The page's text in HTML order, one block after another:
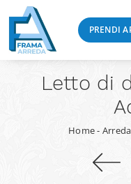
PRENDI
Letto di
Home-